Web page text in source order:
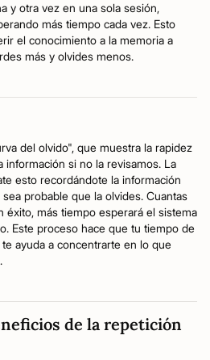
y otra vez en una sola sesión,
más tiempo cada vez. Esto
el conocimiento a la memoria a
más y olvides menos.
del olvido", que muestra la rapidez
si no la revisamos. La
esto recordándote la información
probable que la olvides. Cuantas
éxito, más tiempo esperará el sistema
Este proceso hace que tu tiempo de
ayuda a concentrarte en lo que
de la repetición